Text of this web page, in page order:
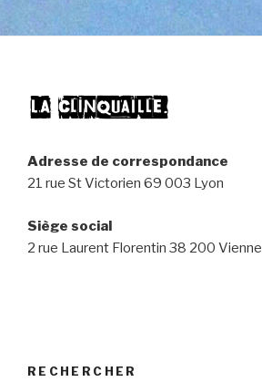
Adresse de correspondance
21 rue St Victorien 69 003 Lyon
Siège social
2 rue Laurent Florentin 38 200 Vienne
RECHERCHER